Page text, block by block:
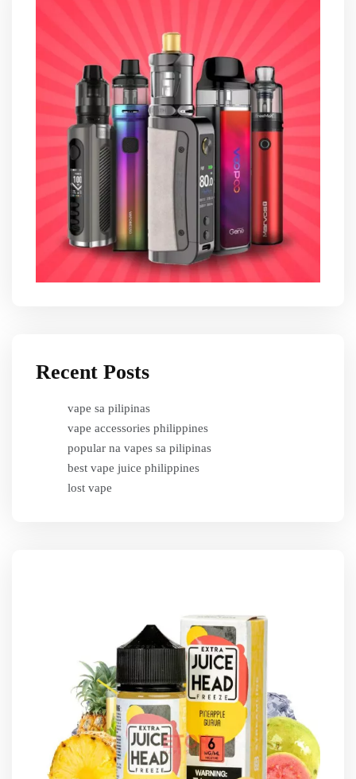
Recent Posts
vape sa pilipinas
vape accessories philippines
popular na vapes sa pilipinas
best vape juice philippines
lost vape